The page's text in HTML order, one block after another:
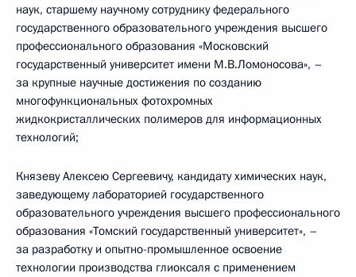
наук, старшему научному сотруднику федерального
государственного образовательного учреждения высшего
профессионального образования «Московский
государственный университет имени М.В.Ломоносова», –
за крупные научные достижения по созданию
многофункциональных фотохромных
жидкокристаллических полимеров для информационных
технологий;
Князеву Алексею Сергеевичу, кандидату химических наук,
заведующему лабораторией государственного
образовательного учреждения высшего профессионального
образования «Томский государственный университет», –
за разработку и опытно-промышленное освоение
технологии производства глиоксаля с применением